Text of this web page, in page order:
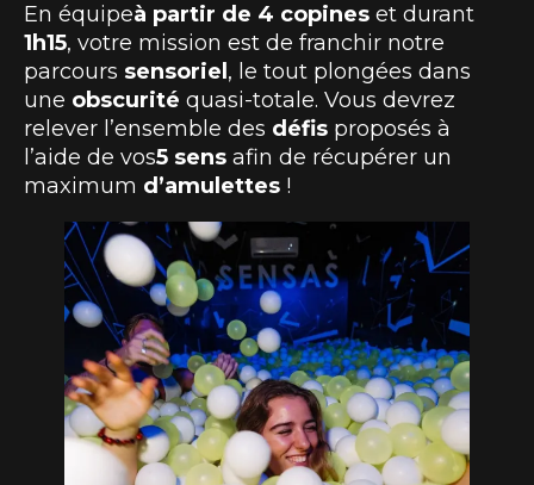
En équipeà partir de 4 copines et durant
1h15, votre mission est de franchir notre
parcours sensoriel , le tout plongées dans
une obscurité quasi-totale. Vous devrez
relever l’ensemble des défis proposés à
l’aide de vos5 sens afin de récupérer un
maximum d’amulettes !